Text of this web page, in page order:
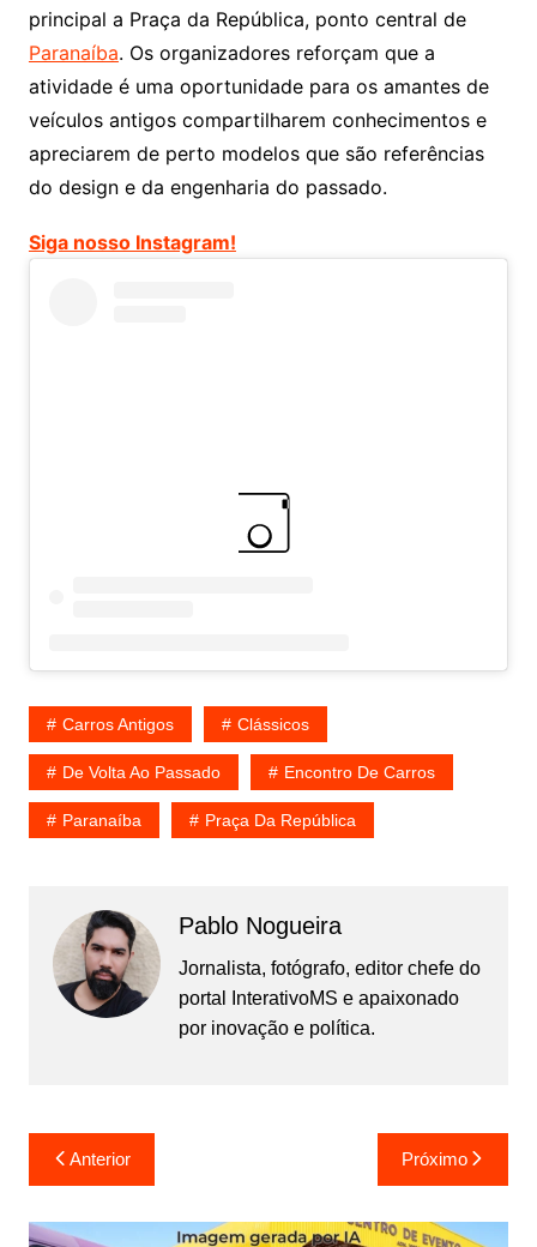
principal a Praça da República, ponto central de
Paranaíba. Os organizadores reforçam que a
atividade é uma oportunidade para os amantes de
veículos antigos compartilharem conhecimentos e
apreciarem de perto modelos que são referências
do design e da engenharia do passado.
Siga nosso Instagram!
Carros Antigos Clássicos
De Volta Ao Passado Encontro De Carros
Paranaíba Praça Da República
Pablo Nogueira
Jornalista, fotógrafo, editor chefe do
portal InterativoMS e apaixonado
por inovação e política.
Navegação
de
Post
Anterior Próximo